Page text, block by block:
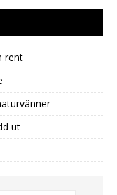
rent
ut